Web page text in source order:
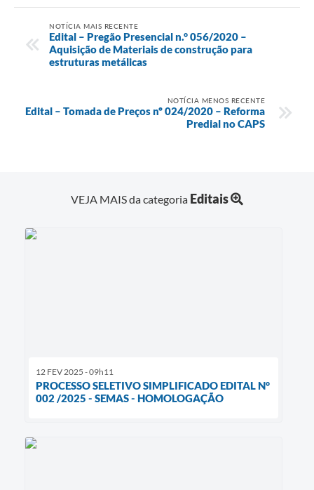
NOTÍCIA MAIS RECENTE
Edital – Pregão Presencial n.° 056/2020 –
Aquisição de Materiais de construção para
estruturas metálicas
NOTÍCIA MENOS RECENTE
Edital – Tomada de Preços nº 024/2020 – Reforma
Predial no CAPS
VEJA MAIS da categoria Editais
12 FEV 2025 - 09h11
PROCESSO SELETIVO SIMPLIFICADO EDITAL N°
002 /2025 - SEMAS - HOMOLOGAÇÃO